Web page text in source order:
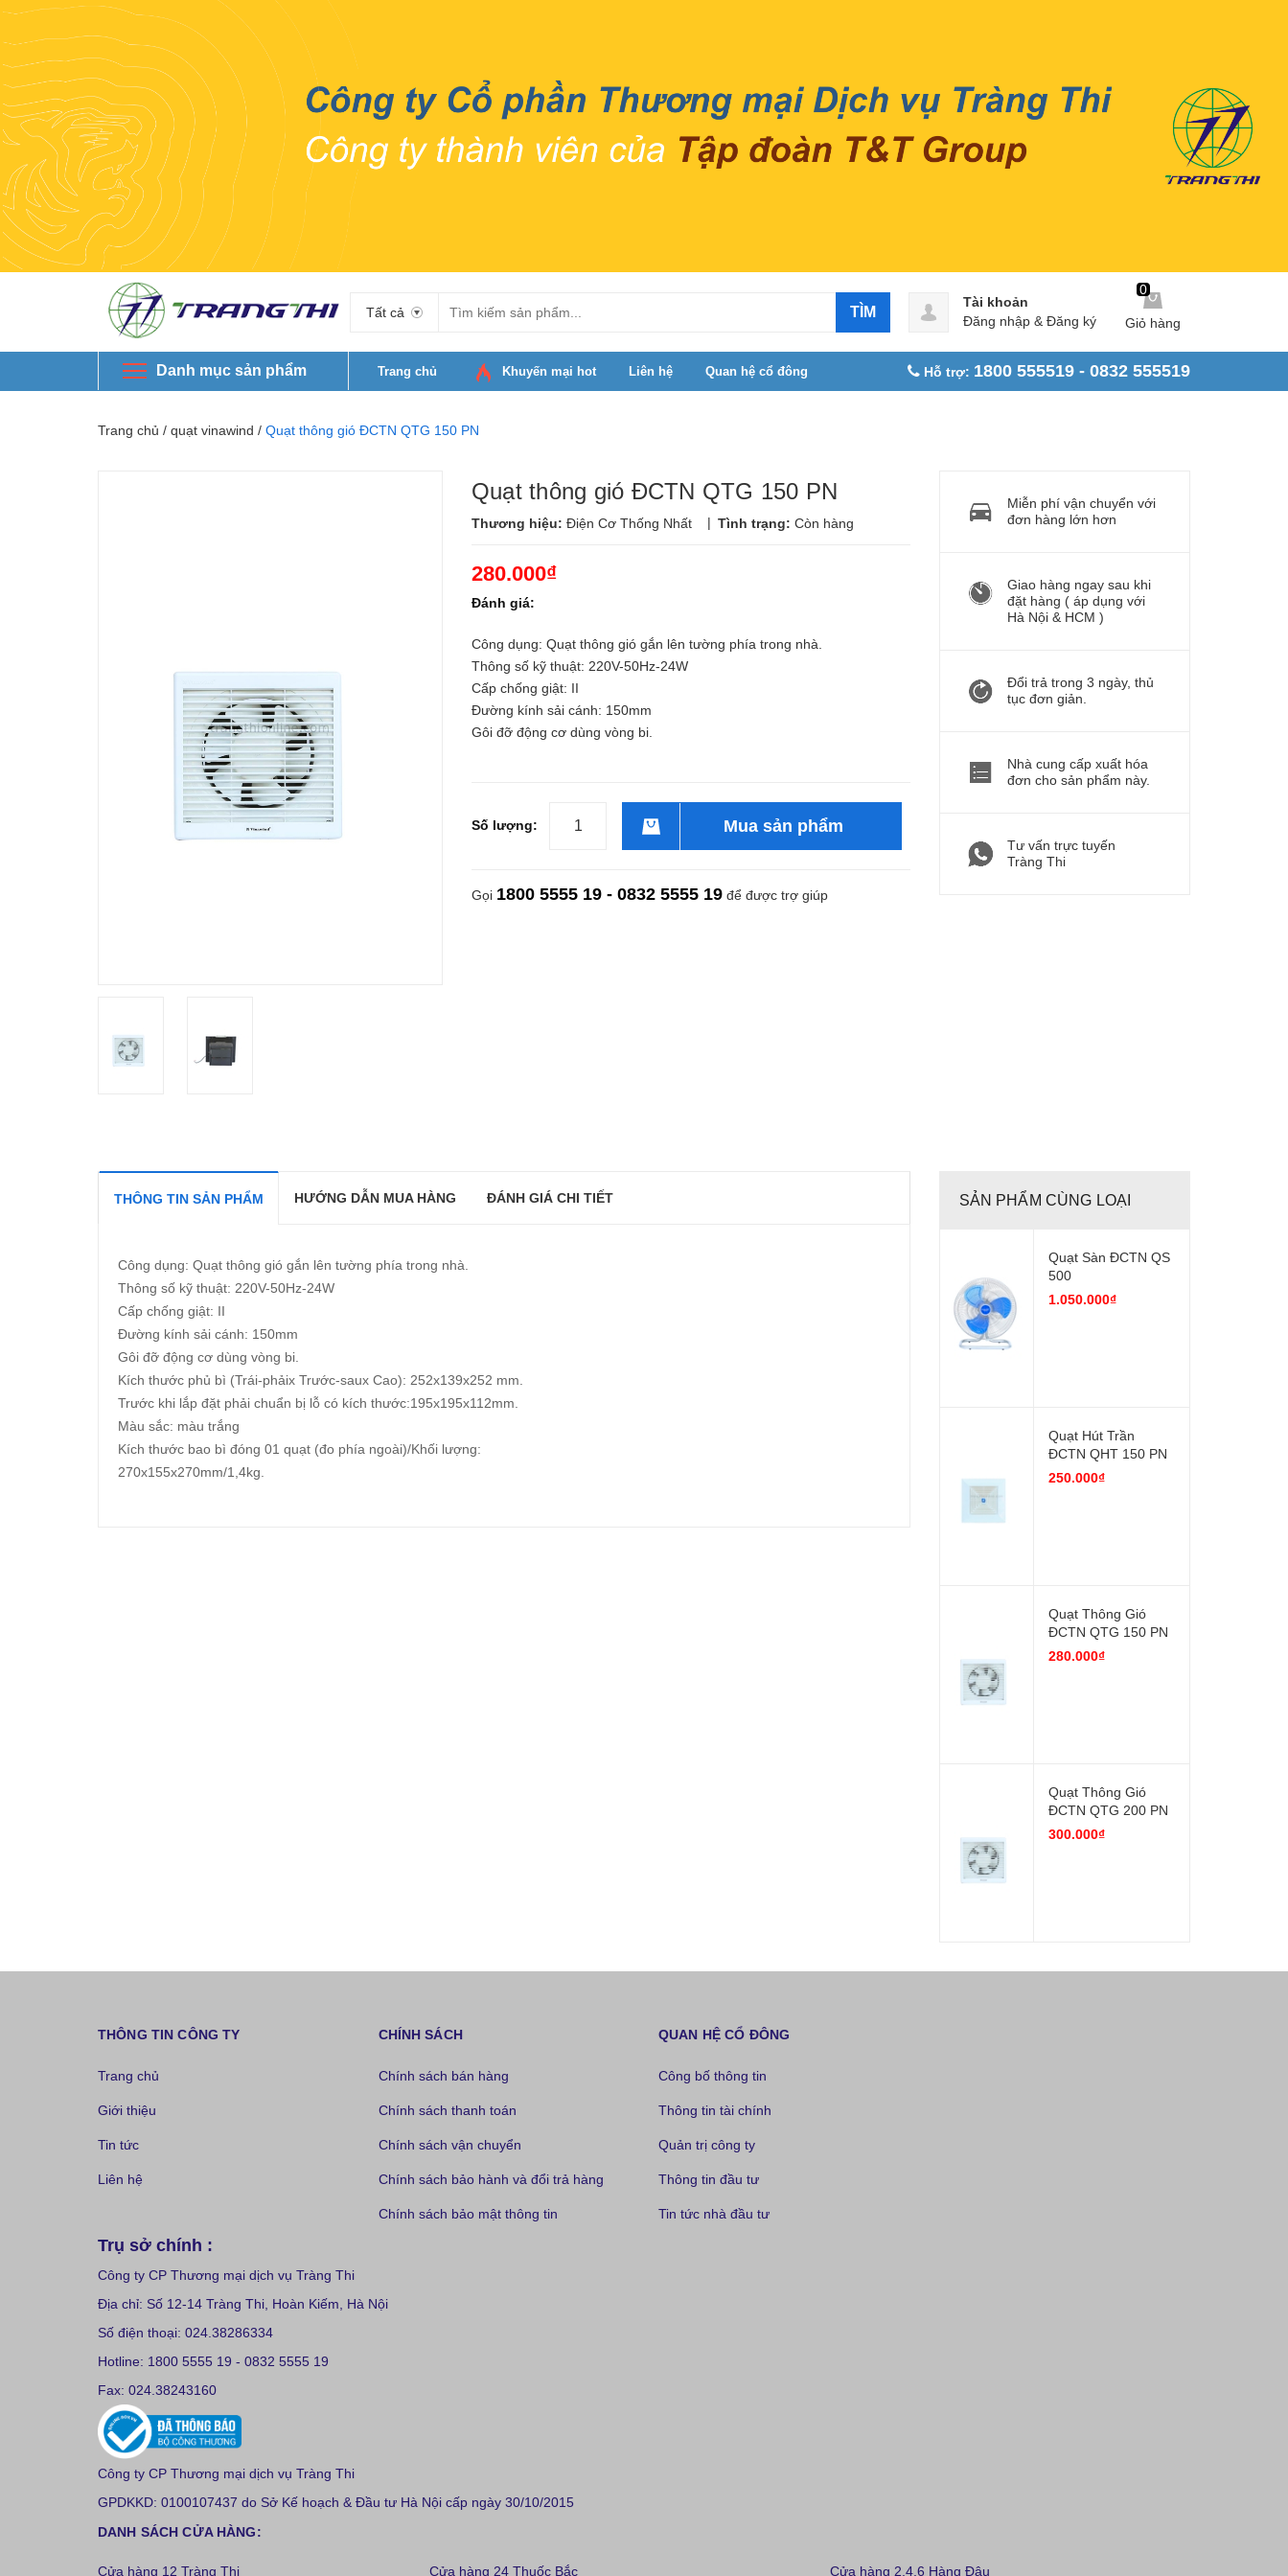
Tất cả TÌM
0
Giỏ hàng
Tài khoản
Đăng nhập & Đăng ký
Danh mục sản phẩm Trang chủ Khuyến mại hot Liên hệ Quan hệ cổ đông Hỗ trợ: 1800 555519 - 0832 555519
Trang chủ / quạt vinawind / Quạt thông gió ĐCTN QTG 150 PN
Quạt thông gió ĐCTN QTG 150 PN
Thương hiệu: Điện Cơ Thống Nhất | Tình trạng: Còn hàng
280.000₫
Đánh giá:
Công dụng: Quạt thông gió gắn lên tường phía trong nhà.
Thông số kỹ thuật: 220V-50Hz-24W
Cấp chống giật: II
Đường kính sải cánh: 150mm
Gôi đỡ động cơ dùng vòng bi.
Số lượng: Mua sản phẩm
Gọi 1800 5555 19 - 0832 5555 19 để được trợ giúp
Miễn phí vận chuyển với
đơn hàng lớn hơn
Giao hàng ngay sau khi
đặt hàng ( áp dụng với
Hà Nội & HCM )
Đổi trả trong 3 ngày, thủ
tục đơn giản.
Nhà cung cấp xuất hóa
đơn cho sản phẩm này.
Tư vấn trực tuyến
Tràng Thi
THÔNG TIN SẢN PHẨM HƯỚNG DẪN MUA HÀNG ĐÁNH GIÁ CHI TIẾT
Công dụng: Quạt thông gió gắn lên tường phía trong nhà.
Thông số kỹ thuật: 220V-50Hz-24W
Cấp chống giật: II
Đường kính sải cánh: 150mm
Gôi đỡ động cơ dùng vòng bi.
Kích thước phủ bì (Trái-phảix Trước-saux Cao): 252x139x252 mm.
Trước khi lắp đặt phải chuẩn bị lỗ có kích thước:195x195x112mm.
Màu sắc: màu trắng
Kích thước bao bì đóng 01 quạt (đo phía ngoài)/Khối lượng:
270x155x270mm/1,4kg.
SẢN PHẨM CÙNG LOẠI
Quạt Sàn ĐCTN QS
500
1.050.000₫
Quạt Hút Trần
ĐCTN QHT 150 PN
250.000₫
Quạt Thông Gió
ĐCTN QTG 150 PN
280.000₫
Quạt Thông Gió
ĐCTN QTG 200 PN
300.000₫
THÔNG TIN CÔNG TY
Trang chủ
Giới thiệu
Tin tức
Liên hệ
CHÍNH SÁCH
Chính sách bán hàng
Chính sách thanh toán
Chính sách vận chuyển
Chính sách bảo hành và đổi trả hàng
Chính sách bảo mật thông tin
QUAN HỆ CỔ ĐÔNG
Công bố thông tin
Thông tin tài chính
Quản trị công ty
Thông tin đầu tư
Tin tức nhà đầu tư
Trụ sở chính :
Công ty CP Thương mại dịch vụ Tràng Thi
Địa chỉ: Số 12-14 Tràng Thi, Hoàn Kiếm, Hà Nội
Số điện thoại: 024.38286334
Hotline: 1800 5555 19 - 0832 5555 19
Fax: 024.38243160
Công ty CP Thương mại dịch vụ Tràng Thi
GPDKKD: 0100107437 do Sở Kế hoạch & Đầu tư Hà Nội cấp ngày 30/10/2015
DANH SÁCH CỬA HÀNG:
Cửa hàng 12 Tràng Thi Cửa hàng 24 Thuốc Bắc Cửa hàng 2,4,6 Hàng Đậu